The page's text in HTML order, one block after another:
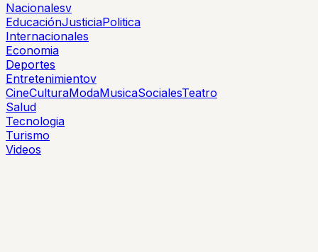
Nacionalesv
EducaciónJusticiaPolitica
Internacionales
Economia
Deportes
Entretenimientov
CineCulturaModaMusicaSocialesTeatro
Salud
Tecnologia
Turismo
Videos